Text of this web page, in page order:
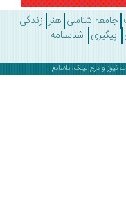
شناسی هنر زندگی
شناسنامه
لینک، بلامانع .